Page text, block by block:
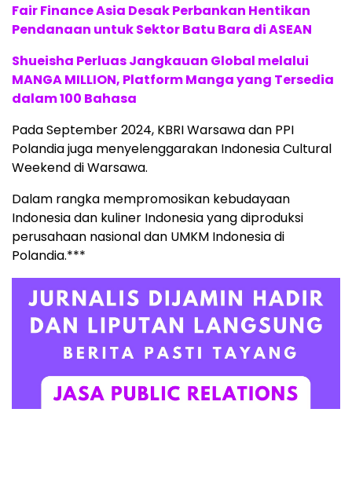
Fair Finance Asia Desak Perbankan Hentikan
Pendanaan untuk Sektor Batu Bara di ASEAN
Shueisha Perluas Jangkauan Global melalui
MANGA MILLION, Platform Manga yang Tersedia
dalam 100 Bahasa
Pada September 2024, KBRI Warsawa dan PPI
Polandia juga menyelenggarakan Indonesia Cultural
Weekend di Warsawa.
Dalam rangka mempromosikan kebudayaan
Indonesia dan kuliner Indonesia yang diproduksi
perusahaan nasional dan UMKM Indonesia di
Polandia.***